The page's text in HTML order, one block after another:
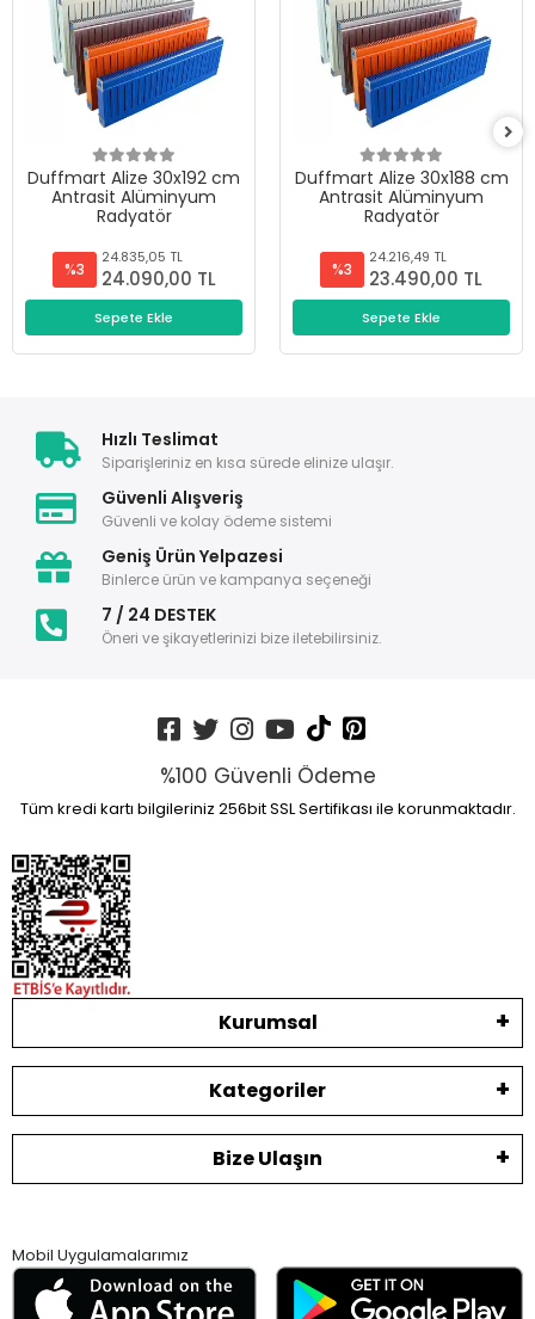
Duffmart Alize 30x192 cm
Antrasit Alüminyum
Radyatör
%3
24.835,05 TL
24.090,00 TL
Sepete Ekle
Duffmart Alize 30x188 cm
Antrasit Alüminyum
Radyatör
%3
24.216,49 TL
23.490,00 TL
Sepete Ekle
Hızlı Teslimat
Siparişleriniz en kısa sürede elinize ulaşır.
Güvenli Alışveriş
Güvenli ve kolay ödeme sistemi
Geniş Ürün Yelpazesi
Binlerce ürün ve kampanya seçeneği
7 / 24 DESTEK
Öneri ve şikayetlerinizi bize iletebilirsiniz.
%100 Güvenli Ödeme
Tüm kredi kartı bilgileriniz 256bit SSL Sertifikası ile korunmaktadır.
Kurumsal
Kategoriler
Bize Ulaşın
Mobil Uygulamalarımız